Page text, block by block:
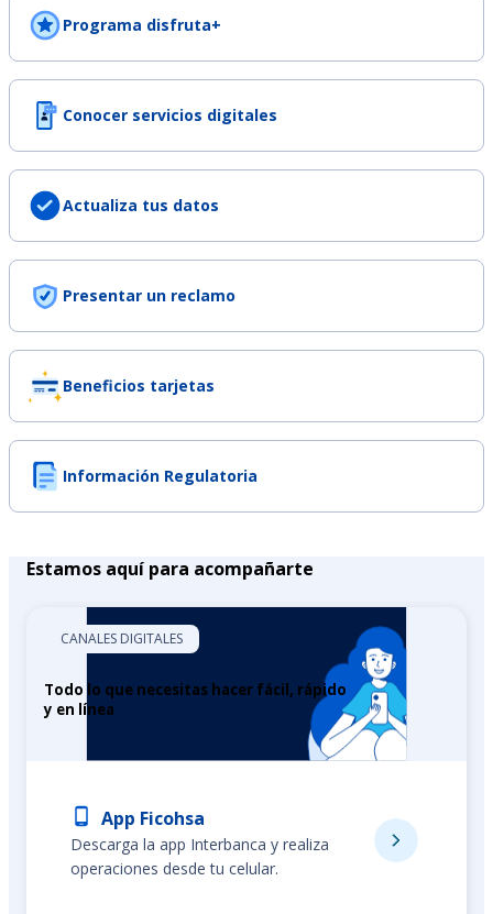
Programa disfruta+
Conocer servicios digitales
Actualiza tus datos
Presentar un reclamo
Beneficios tarjetas
Información Regulatoria
Estamos aquí para acompañarte
CANALES DIGITALES
Todo lo que necesitas hacer fácil, rápido
y en línea
App Ficohsa
Descarga la app Interbanca y realiza
operaciones desde tu celular.